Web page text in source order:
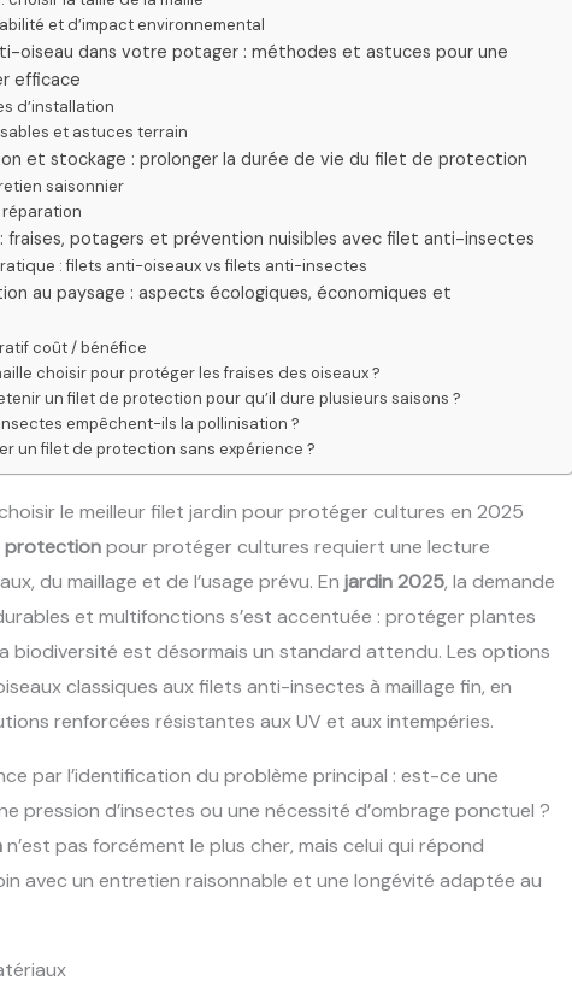
et d’impact environnemental
oiseau dans votre potager : méthodes et astuces pour une
efficace
d’installation
et astuces terrain
et stockage : prolonger la durée de vie du filet de protection
saisonnier
fraises, potagers et prévention nuisibles avec filet anti-insectes
: filets anti-oiseaux vs filets anti-insectes
au paysage : aspects écologiques, économiques et
coût / bénéfice
choisir pour protéger les fraises des oiseaux ?
un filet de protection pour qu’il dure plusieurs saisons ?
empêchent-ils la pollinisation ?
un filet de protection sans expérience ?
le meilleur filet jardin pour protéger cultures en 2025
protectionpour protéger cultures requiert une lecture
du maillage et de l’usage prévu. En jardin 2025, la demande
et multifonctions s’est accentuée : protéger plantes
biodiversité est désormais un standard attendu. Les options
classiques aux filets anti-insectes à maillage fin, en
renforcées résistantes aux UV et aux intempéries.
par l’identification du problème principal : est-ce une
pression d’insectes ou une nécessité d’ombrage ponctuel ?
n’est pas forcément le plus cher, mais celui qui répond
avec un entretien raisonnable et une longévité adaptée au